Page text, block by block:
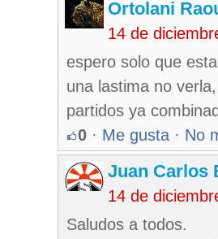
Ortolani
14 de
espero solo que
una lastima no
partidos ya
0 · Me gusta · No
Juan Carlos
14 de
Saludos a todos.